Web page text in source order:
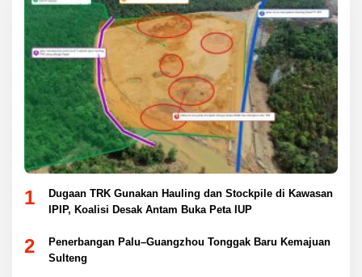
1
Dugaan TRK Gunakan Hauling dan Stockpile di Kawasan
IPIP, Koalisi Desak Antam Buka Peta IUP
2
Penerbangan Palu–Guangzhou Tonggak Baru Kemajuan
Sulteng